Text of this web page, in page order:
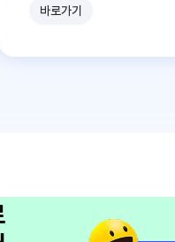
바로가기
쾌